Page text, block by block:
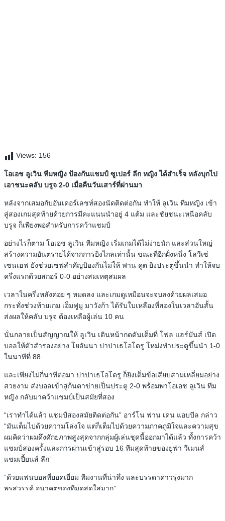
Views: 156
โอเอช ลูเวิน ทีมหญิง ป้องกันแชมป์ ซูเปอร์ ลีก หญิง ได้สำเร็จ หลังบุกไป
เอาชนะคลับ บรูจ 2-0 เมื่อคืนวันเสาร์ที่ผ่านมา
หลังจากเสมอกับอันเดอร์เลชท์สองนัดติดต่อกัน ทำให้ ลูเวิน ทีมหญิง เข้า
สู่สองเกมสุดท้ายด้วยการมีคะแนนนำอยู่ 4 แต้ม และชัยชนะเหนือคลับ
บรูจ ก็เพียงพอสำหรับการคว้าแชมป์
อย่างไรก็ตาม โอเอช ลูเวิน ทีมหญิง เริ่มเกมได้ไม่ง่ายนัก และส่วนใหญ่
สร้างความอันตรายได้จากการยิงไกลเท่านั้น ขณะที่อีกฝั่งหนึ่ง โลวีเซ่
เซนเฮฟ ยังช่วยเซฟสำคัญป้องกันไม่ให้ ฟาน คูต ยิงประตูขึ้นนำ ทำให้จบ
ครึ่งแรกด้วยสกอร์ 0-0 อย่างสมเหตุสมผล
เวลาในครึ่งหลังค่อย ๆ หมดลง และเกมดูเหมือนจะจบลงด้วยผลเสมอ
กระทั่งช่วงท้ายเกม เอ็มฟูมู มาวังก้า ได้รับใบเหลืองที่สองในเวลาอันสั้น
ส่งผลให้คลับ บรูจ ต้องเหลือผู้เล่น 10 คน
นั่นกลายเป็นสัญญาณให้ ลูเวิน เดินหน้ากดดันเต็มที่ โฟล แฮร์มันส์ เปิด
บอลให้ตัวสำรองอย่าง โยอันนา ปาปาเธโอโดรู โหม่งทำประตูขึ้นนำ 1-0
ในนาทีที่ 88
และเพียงไม่กี่นาทีต่อมา ปาปาเธโอโดรู ก็ยิงเต็มข้อเสียบสามเหลี่ยมอย่าง
สวยงาม ส่งบอลเข้าสู่ก้นตาข่ายเป็นประตู 2-0 พร้อมพาโอเอช ลูเวิน ทีม
หญิง กลับมาคว้าแชมป์เป็นสมัยที่สอง
“เราทำได้แล้ว แชมป์สองสมัยติดต่อกัน” อาร์โน ฟาน เดน แอบบีล กล่าว
“มันเต็มไปด้วยความโล่งใจ แต่ก็เต็มไปด้วยความภาคภูมิใจและความสุข
ผมคิดว่าผมดึงศักยภาพสูงสุดจากกลุ่มผู้เล่นชุดนี้ออกมาได้แล้ว ทั้งการคว้า
แชมป์สองครั้งและการผ่านเข้าสู่รอบ 16 ทีมสุดท้ายของยูฟ่า วีเมนส์
แชมเปี้ยนส์ ลีก”
“ด้วยแฟนบอลที่ยอดเยี่ยม ทีมงานที่น่าทึ่ง และบรรดาดาวรุ่งมาก
พรสวรรค์ อนาคตของทีมดูสดใสมาก”